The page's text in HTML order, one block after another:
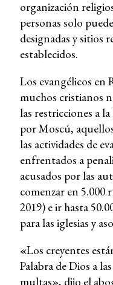
organización
personas solo
designadas y sitios
establecidos.
Los evangélicos en
muchos cristianos
las restricciones a
por Moscú,
las actividades de
enfrentados a
acusados por las
comenzar en 5.000
2019) e ir hasta
para las iglesias y
«Los creyentes
Palabra de Dios a
multas», dijo el